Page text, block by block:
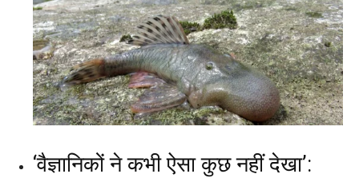
‘वैज्ञानिकों ने कभी ऐसा कुछ नहीं देखा’: